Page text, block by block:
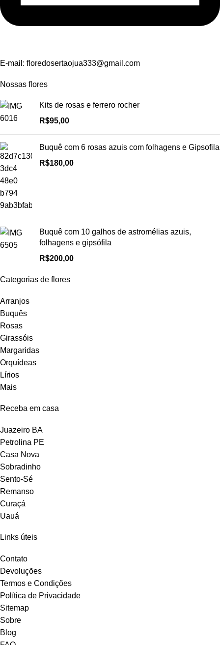
E-mail: floredosertaojua333@gmail.com
Nossas flores
Kits de rosas e ferrero rocher
R$95,00
Buquê com 6 rosas azuis com folhagens e Gipsofila
R$180,00
Buquê com 10 galhos de astromélias azuis,
folhagens e gipsófila
R$200,00
Categorias de flores
Arranjos
Buquês
Rosas
Girassóis
Margaridas
Orquídeas
Lírios
Mais
Receba em casa
Juazeiro BA
Petrolina PE
Casa Nova
Sobradinho
Sento-Sé
Remanso
Curaçá
Uauá
Links úteis
Contato
Devoluções
Termos e Condições
Política de Privacidade
Sitemap
Sobre
Blog